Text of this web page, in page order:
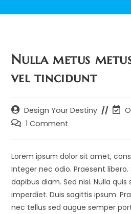
Nulla metus
vel tincidunt
Post
author:
Design Your Destiny
Post
Post1 Comment
Lorem ipsum dolor sit amet,
Integer nec odio. Praesent
dapibus diam. Sed nisi. Nulla
imperdiet. Duis sagittis ipsum.
nec tellus sed augue semper